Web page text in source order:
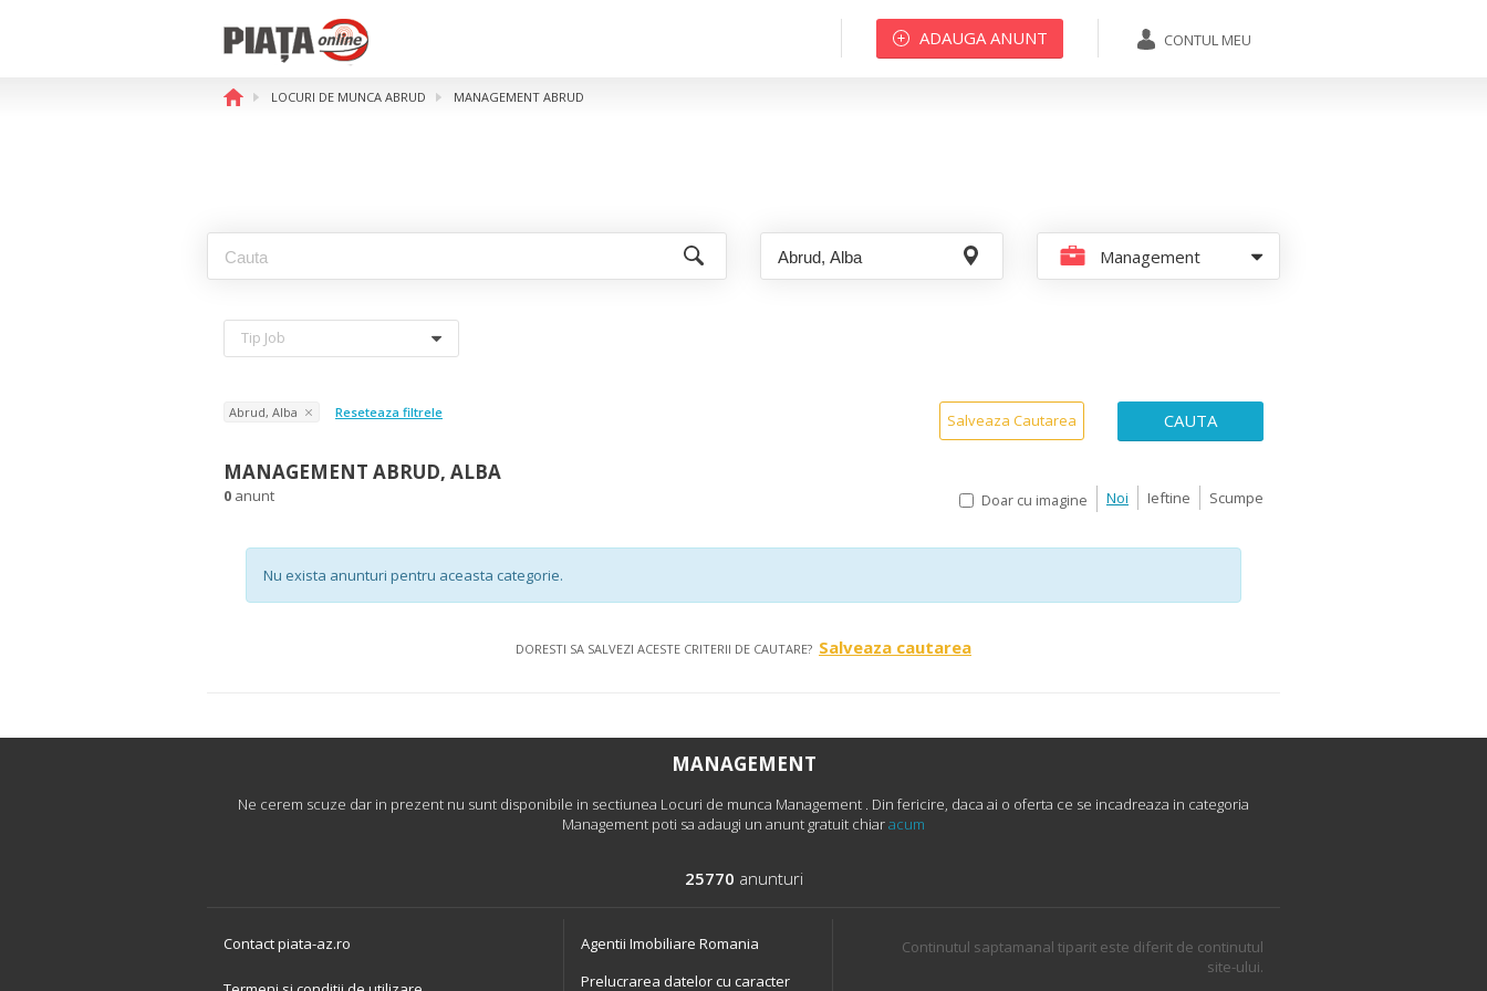
CONTUL MEU
ADAUGA ANUNT
LOCURI DE MUNCA ABRUD MANAGEMENT ABRUD
Management
Tip Job
Abrud, Alba Reseteaza filtrele Salveaza Cautarea CAUTA
MANAGEMENT ABRUD, ALBA
0 anunt Doar cu imagine Noi Ieftine Scumpe
Nu exista anunturi pentru aceasta categorie.
DORESTI SA SALVEZI ACESTE CRITERII DE CAUTARE? Salveaza cautarea
MANAGEMENT
Ne cerem scuze dar in prezent nu sunt disponibile in sectiunea Locuri de munca Management . Din fericire, daca ai o oferta ce se incadreaza in categoria
Management poti sa adaugi un anunt gratuit chiaracum
25770 anunturi
Contact piata-az.ro
Agentii Imobiliare Romania
Prelucrarea datelor cu caracter
Continutul saptamanal tiparit este diferit de continutul
site-ului.